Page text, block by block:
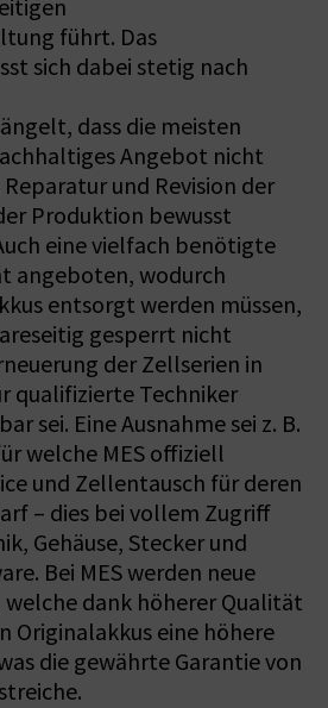
führt. Das
sich dabei stetig nach
dass die meisten
Angebot nicht
und Revision der
Produktion bewusst
eine vielfach benötigte
angeboten, wodurch
entsorgt werden müssen,
gesperrt nicht
der Zellserien in
qualifizierte Techniker
sei. Eine Ausnahme sei z. B.
welche MES offiziell
und Zellentausch für deren
– dies bei vollem Zugriff
Gehäuse, Stecker und
Bei MES werden neue
dank höherer Qualität
Originalakkus eine höhere
die gewährte Garantie von